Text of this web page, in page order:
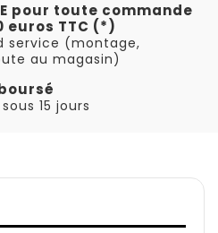
pour toute commande
euros TTC (*)
service (montage,
au magasin)
15 jours